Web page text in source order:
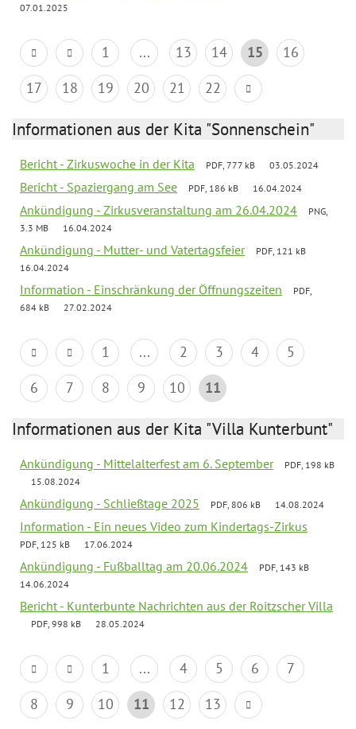
07.01.2025
1 ... 13 14 15
16
17
18 19 20 21 22
Informationen aus der Kita "Sonnenschein"
Bericht - Zirkuswoche in der Kita PDF, 777 kB 03.05.2024
Bericht - Spaziergang am See PDF, 186 kB 16.04.2024
Ankündigung - Zirkusveranstaltung am 26.04.2024
PNG,
3.3 MB
16.04.2024
Ankündigung - Mutter- und Vatertagsfeier
PDF, 121 kB
16.04.2024
Information - Einschränkung der Öffnungszeiten
PDF,
684 kB
27.02.2024
1 ... 2 3 4
5
6
7 8 9 10 11
Informationen aus der Kita "Villa Kunterbunt"
Ankündigung - Mittelalterfest am 6. September
PDF, 198 kB
15.08.2024
Ankündigung - Schließtage 2025 PDF, 806 kB 14.08.2024
Information - Ein neues Video zum Kindertags-Zirkus
PDF, 125 kB 17.06.2024
Ankündigung - Fußballtag am 20.06.2024
PDF, 143 kB
14.06.2024
Bericht - Kunterbunte Nachrichten aus der Roitzscher Villa
PDF, 998 kB 28.05.2024
1 ... 4 5 6
7
8
9 10 11 12 13